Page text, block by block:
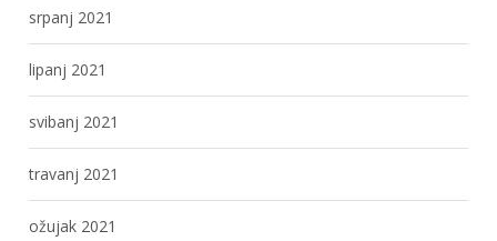
srpanj 2021
lipanj 2021
svibanj 2021
travanj 2021
ožujak 2021